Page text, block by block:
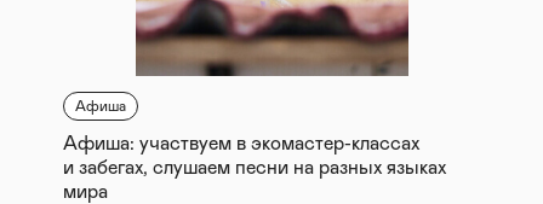
Афиша
Афиша: участвуем в экомастер-классах
и забегах, слушаем песни на разных языках
мира